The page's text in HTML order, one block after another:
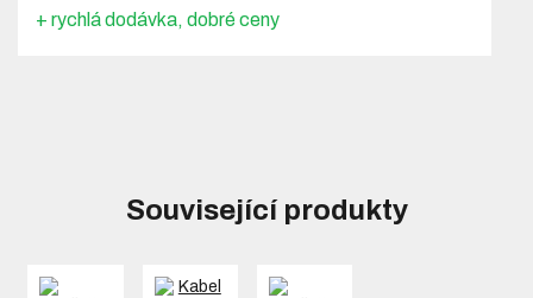
+ rychlá dodávka, dobré ceny
Související produkty